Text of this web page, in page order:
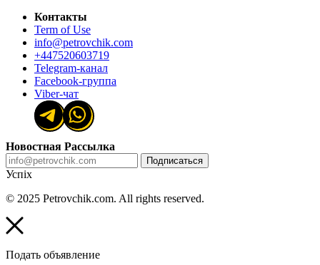
Контакты
Term of Use
info@petrovchik.com
+447520603719
Telegram-канал
Facebook-группа
Viber-чат
Новостная Рассылка
Подписаться
Успіх
© 2025 Petrovchik.com. All rights reserved.
Подать объявление